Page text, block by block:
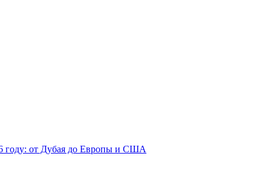
году: от Дубая до Европы и США